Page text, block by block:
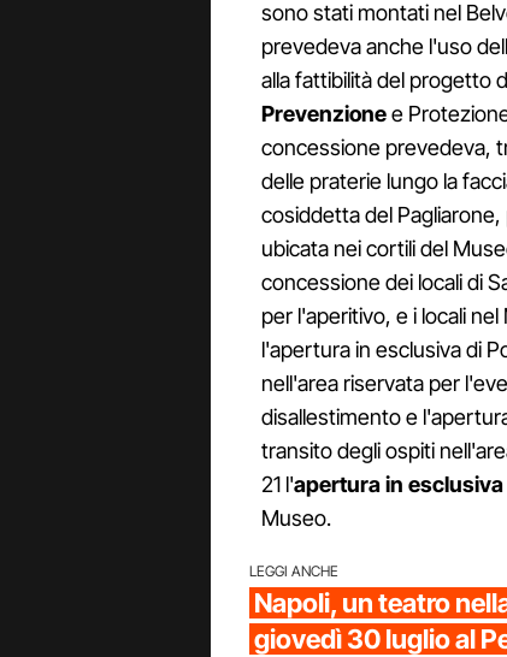
sono stati montati nel
prevedeva anche l'uso
alla fattibilità del progetto
Prevenzionee
concessione prevedeva,
delle praterie lungo la
cosiddetta del
ubicata nei cortili del
concessione dei locali di
per l'aperitivo, e i locali
l'apertura in esclusiva di
nell'area riservata per
disallestimento e
transito degli ospiti
21 l'apertura in
Museo.
LEGGI ANCHE
Napoli, un teatro
giovedì 30 luglio al